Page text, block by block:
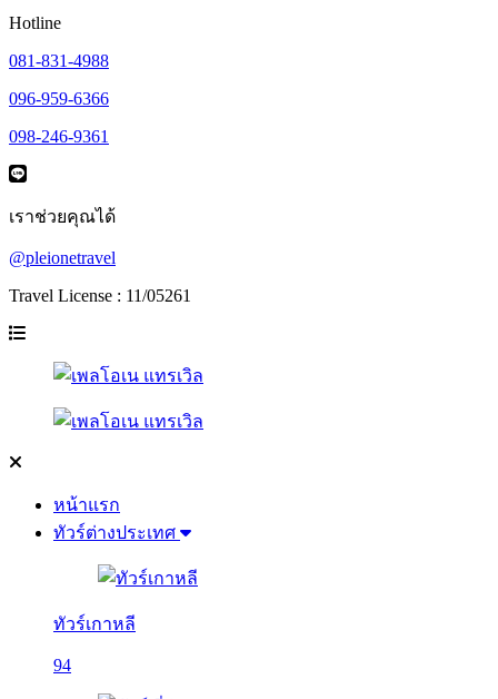
Hotline
081-831-4988
096-959-6366
098-246-9361
เราช่วยคุณได้
@pleionetravel
Travel License : 11/05261
หน้าแรก
ทัวร์ต่างประเทศ
ทัวร์เกาหลี
94